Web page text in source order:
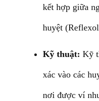
kết hợp giữa
huyệt
Kỹ thuật: Kỹ
xác vào các
nơi được ví